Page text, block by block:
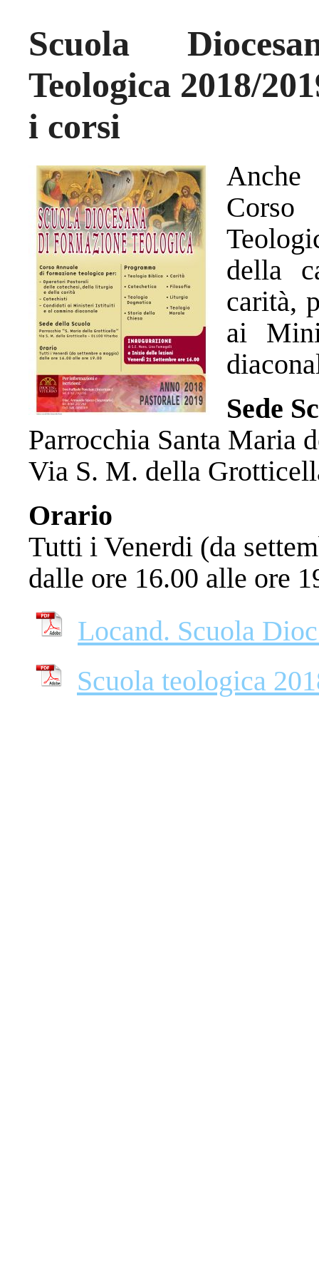
Scuola
Teologica 2018/
i corsi
della
carità,
ai
Sede
Parrocchia Santa Maria
Via S. M. della
Orario
Tutti i Venerdi (da
dalle ore 16.00 alle ore
Locand. Scuola
Scuola teologica